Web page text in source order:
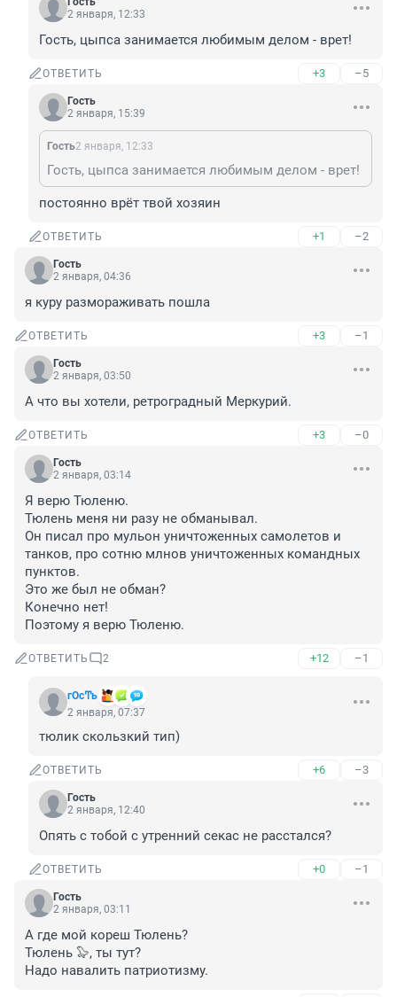
2 января, 12:33
Гость, цыпса занимается любимым делом - врет!
ОТВЕТИТЬ +3 –5
Гость
2 января, 15:39
Гость2 января, 12:33
Гость, цыпса занимается любимым делом - врет!
постоянно врёт твой хозяин
ОТВЕТИТЬ +1 –2
Гость
2 января, 04:36
я куру размораживать пошла
ОТВЕТИТЬ +3 –1
Гость
2 января, 03:50
А что вы хотели, ретроградный Меркурий.
ОТВЕТИТЬ +3 –0
Гость
2 января, 03:14
Я верю Тюленю.
Тюлень меня ни разу не обманывал.
Он писал про мульон уничтоженных самолетов и
танков, про сотню млнов уничтоженных командных
пунктов.
Это же был не обман?
Конечно нет!
Поэтому я верю Тюленю.
ОТВЕТИТЬ 2 +12 –1
гОсͲь
2 января, 07:37
тюлик скользкий тип)
ОТВЕТИТЬ +6 –3
Гость
2 января, 12:40
Опять с тобой с утренний секас не расстался?
ОТВЕТИТЬ +0 –1
Гость
2 января, 03:11
А где мой кореш Тюлень?
Тюлень 🦭, ты тут?
Надо навалить патриотизму.